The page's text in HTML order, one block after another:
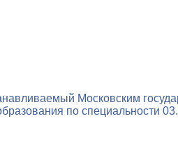
Московским
по специальности